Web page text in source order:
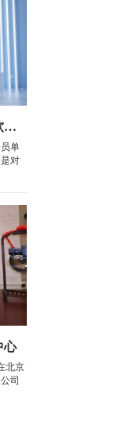
实力见证丨酷雷曼连续三届当选北软协理事会会员单位
单
对
心
北京
司